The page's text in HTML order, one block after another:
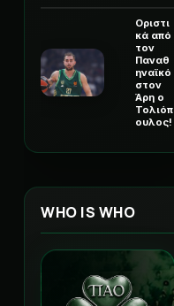
Οριστι
κά από
τον
Παναθ
ηναϊκό
στον
Άρη ο
Τολιόπ
ουλος!
WHO IS WHO